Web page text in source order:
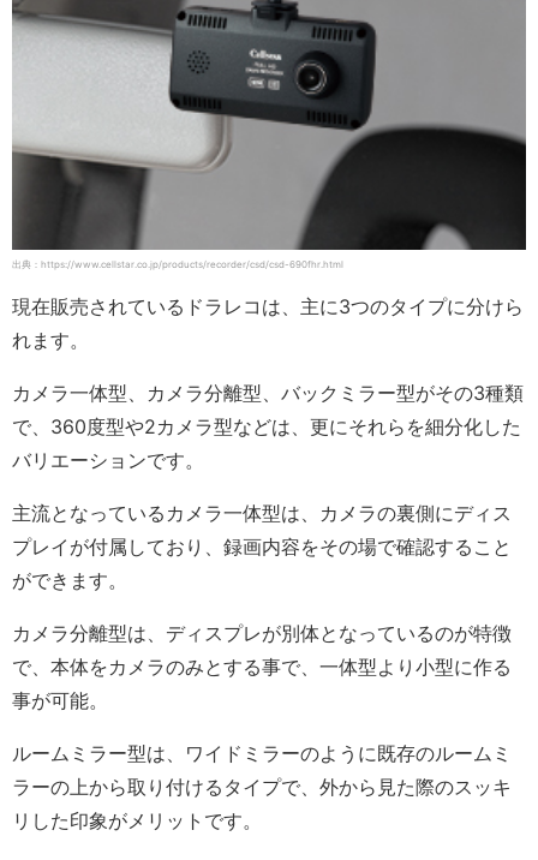
出典：https://www.cellstar.co.jp/products/recorder/csd/csd-690fhr.html
現在販売されているドラレコは、主に3つのタイプに分けら
れます。
カメラ一体型、カメラ分離型、バックミラー型がその3種類
で、360度型や2カメラ型などは、更にそれらを細分化した
バリエーションです。
主流となっているカメラ一体型は、カメラの裏側にディス
プレイが付属しており、録画内容をその場で確認すること
ができます。
カメラ分離型は、ディスプレが別体となっているのが特徴
で、本体をカメラのみとする事で、一体型より小型に作る
事が可能。
ルームミラー型は、ワイドミラーのように既存のルームミ
ラーの上から取り付けるタイプで、外から見た際のスッキ
リした印象がメリットです。